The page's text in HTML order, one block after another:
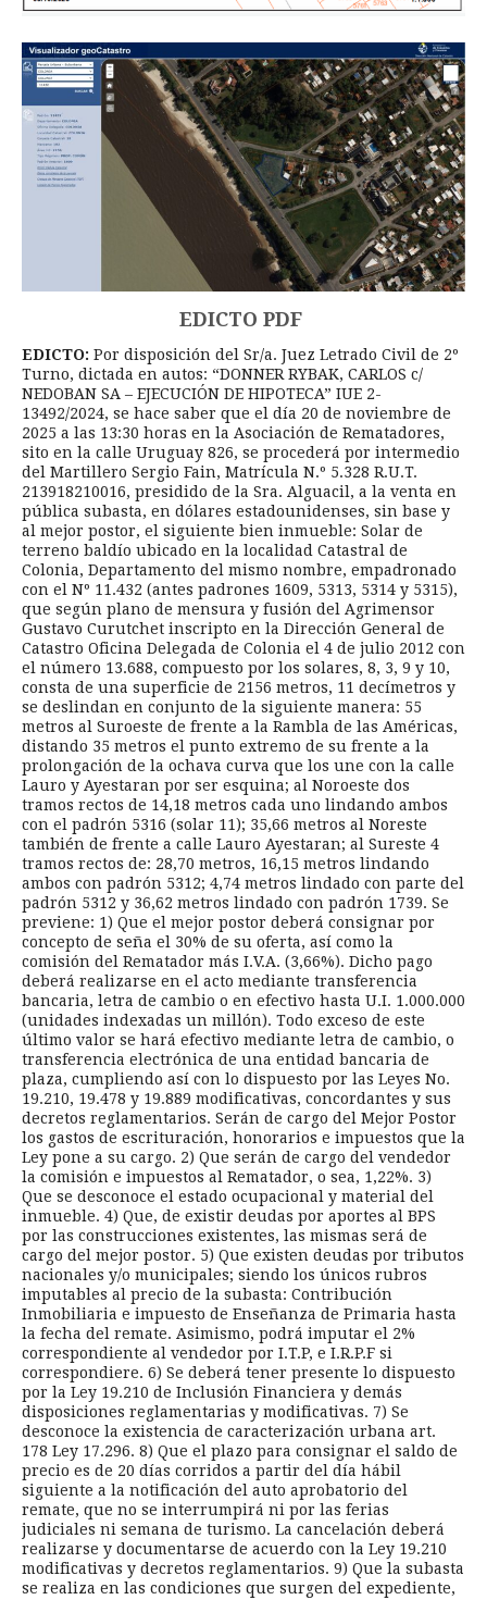
EDICTO PDF
EDICTO: Por disposición del Sr/a. Juez Letrado Civil de 2º
Turno, dictada en autos: “DONNER RYBAK, CARLOS c/
NEDOBAN SA – EJECUCIÓN DE HIPOTECA” IUE 2-
13492/2024, se hace saber que el día 20 de noviembre de
2025 a las 13:30 horas en la Asociación de Rematadores,
sito en la calle Uruguay 826, se procederá por intermedio
del Martillero Sergio Fain, Matrícula N.º 5.328 R.U.T.
213918210016, presidido de la Sra. Alguacil, a la venta en
pública subasta, en dólares estadounidenses, sin base y
al mejor postor, el siguiente bien inmueble: Solar de
terreno baldío ubicado en la localidad Catastral de
Colonia, Departamento del mismo nombre, empadronado
con el Nº 11.432 (antes padrones 1609, 5313, 5314 y 5315),
que según plano de mensura y fusión del Agrimensor
Gustavo Curutchet inscripto en la Dirección General de
Catastro Oficina Delegada de Colonia el 4 de julio 2012 con
el número 13.688, compuesto por los solares, 8, 3, 9 y 10,
consta de una superficie de 2156 metros, 11 decímetros y
se deslindan en conjunto de la siguiente manera: 55
metros al Suroeste de frente a la Rambla de las Américas,
distando 35 metros el punto extremo de su frente a la
prolongación de la ochava curva que los une con la calle
Lauro y Ayestaran por ser esquina; al Noroeste dos
tramos rectos de 14,18 metros cada uno lindando ambos
con el padrón 5316 (solar 11); 35,66 metros al Noreste
también de frente a calle Lauro Ayestaran; al Sureste 4
tramos rectos de: 28,70 metros, 16,15 metros lindando
ambos con padrón 5312; 4,74 metros lindado con parte del
padrón 5312 y 36,62 metros lindado con padrón 1739. Se
previene: 1) Que el mejor postor deberá consignar por
concepto de seña el 30% de su oferta, así como la
comisión del Rematador más I.V.A. (3,66%). Dicho pago
deberá realizarse en el acto mediante transferencia
bancaria, letra de cambio o en efectivo hasta U.I. 1.000.000
(unidades indexadas un millón). Todo exceso de este
último valor se hará efectivo mediante letra de cambio, o
transferencia electrónica de una entidad bancaria de
plaza, cumpliendo así con lo dispuesto por las Leyes No.
19.210, 19.478 y 19.889 modificativas, concordantes y sus
decretos reglamentarios. Serán de cargo del Mejor Postor
los gastos de escrituración, honorarios e impuestos que la
Ley pone a su cargo. 2) Que serán de cargo del vendedor
la comisión e impuestos al Rematador, o sea, 1,22%. 3)
Que se desconoce el estado ocupacional y material del
inmueble. 4) Que, de existir deudas por aportes al BPS
por las construcciones existentes, las mismas será de
cargo del mejor postor. 5) Que existen deudas por tributos
nacionales y/o municipales; siendo los únicos rubros
imputables al precio de la subasta: Contribución
Inmobiliaria e impuesto de Enseñanza de Primaria hasta
la fecha del remate. Asimismo, podrá imputar el 2%
correspondiente al vendedor por I.T.P, e I.R.P.F si
correspondiere. 6) Se deberá tener presente lo dispuesto
por la Ley 19.210 de Inclusión Financiera y demás
disposiciones reglamentarias y modificativas. 7) Se
desconoce la existencia de caracterización urbana art.
178 Ley 17.296. 8) Que el plazo para consignar el saldo de
precio es de 20 días corridos a partir del día hábil
siguiente a la notificación del auto aprobatorio del
remate, que no se interrumpirá ni por las ferias
judiciales ni semana de turismo. La cancelación deberá
realizarse y documentarse de acuerdo con la Ley 19.210
modificativas y decretos reglamentarios. 9) Que la subasta
se realiza en las condiciones que surgen del expediente,